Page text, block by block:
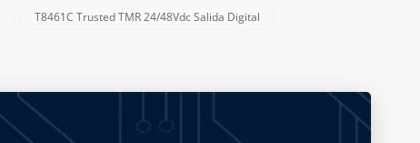
T8461C Trusted TMR 24/48Vdc Salida Digital